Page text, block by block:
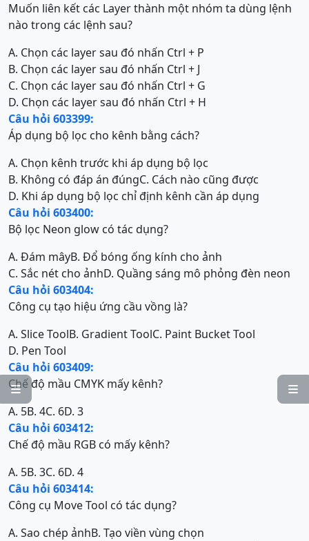


Muốn liên kết các Layer thành một nhóm ta dùng lệnh
nào trong các lệnh sau?
A. Chọn các layer sau đó nhấn Ctrl + P
B. Chọn các layer sau đó nhấn Ctrl + J
C. Chọn các layer sau đó nhấn Ctrl + G
D. Chọn các layer sau đó nhấn Ctrl + H
Câu hỏi 603399:
Áp dụng bộ lọc cho kênh bằng cách?
A. Chọn kênh trước khi áp dụng bộ lọc
B. Không có đáp án đúngC. Cách nào cũng được
D. Khi áp dụng bộ lọc chỉ định kênh cần áp dụng
Câu hỏi 603400:
Bộ lọc Neon glow có tác dụng?
A. Đám mâyB. Đổ bóng ống kính cho ảnh
C. Sắc nét cho ảnhD. Quầng sáng mô phỏng đèn neon
Câu hỏi 603404:
Công cụ tạo hiệu ứng cầu vồng là?
A. Slice ToolB. Gradient ToolC. Paint Bucket Tool
D. Pen Tool
Câu hỏi 603409:
Chế độ mầu CMYK mấy kênh?
A. 5B. 4C. 6D. 3
Câu hỏi 603412:
Chế độ mầu RGB có mấy kênh?
A. 5B. 3C. 6D. 4
Câu hỏi 603414:
Công cụ Move Tool có tác dụng?
A. Sao chép ảnhB. Tạo viền vùng chọn